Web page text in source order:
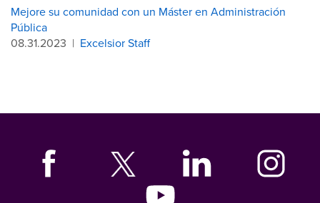
Mejore su comunidad con un Máster en Administración
Pública
08.31.2023 | Excelsior Staff